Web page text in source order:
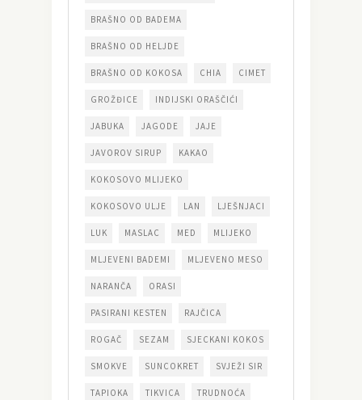
BRAŠNO OD BADEMA
BRAŠNO OD HELJDE
BRAŠNO OD KOKOSA CHIA CIMET
GROŽĐICE INDIJSKI ORAŠČIĆI
JABUKA JAGODE JAJE
JAVOROV SIRUP KAKAO
KOKOSOVO MLIJEKO
KOKOSOVO ULJE LAN LJEŠNJACI
LUK MASLAC MED MLIJEKO
MLJEVENI BADEMI MLJEVENO MESO
NARANČA ORASI
PASIRANI KESTEN RAJČICA
ROGAČ SEZAM SJECKANI KOKOS
SMOKVE SUNCOKRET SVJEŽI SIR
TAPIOKA TIKVICA TRUDNOĆA